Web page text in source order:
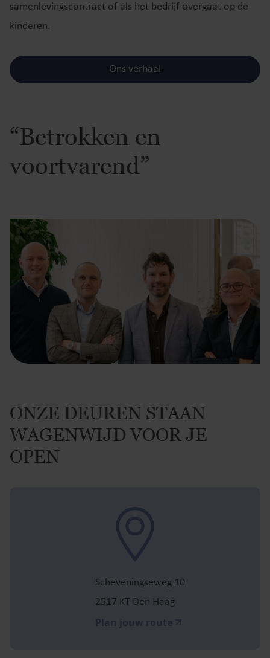
samenlevingscontract of als het bedrijf overgaat op de
kinderen.
Ons verhaal
“Betrokken en
voortvarend”
ONZE DEUREN STAAN
WAGENWIJD VOOR JE
OPEN
Scheveningseweg 10
2517 KT Den Haag